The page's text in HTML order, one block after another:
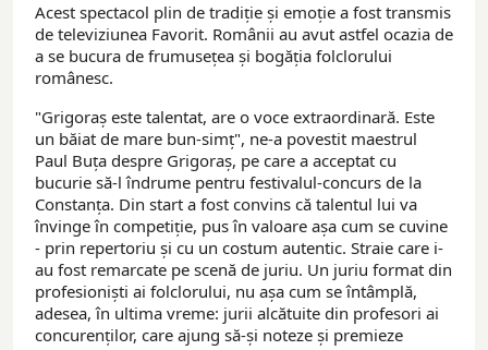
Acest spectacol plin de tradiție și emoție a fost transmis
de televiziunea Favorit. Românii au avut astfel ocazia de
a se bucura de frumusețea și bogăția folclorului
românesc.
"Grigoraș este talentat, are o voce extraordinară. Este
un băiat de mare bun-simț", ne-a povestit maestrul
Paul Buța despre Grigoraș, pe care a acceptat cu
bucurie să-l îndrume pentru festivalul-concurs de la
Constanța. Din start a fost convins că talentul lui va
învinge în competiție, pus în valoare așa cum se cuvine
- prin repertoriu și cu un costum autentic. Straie care i-
au fost remarcate pe scenă de juriu. Un juriu format din
profesioniști ai folclorului, nu așa cum se întâmplă,
adesea, în ultima vreme: jurii alcătuite din profesori ai
concurenților, care ajung să-și noteze și premieze